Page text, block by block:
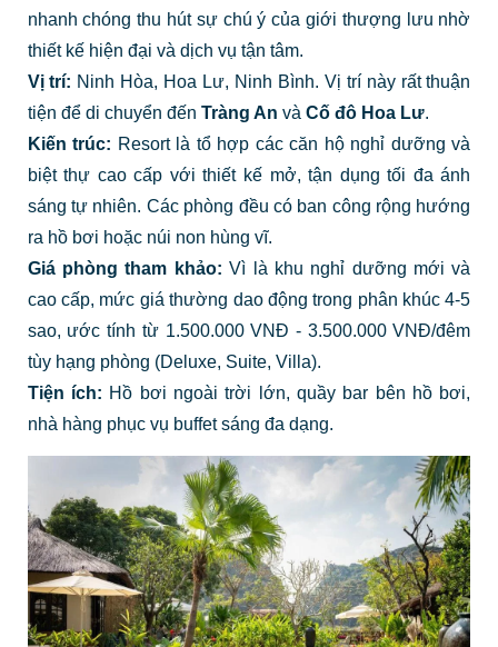
nhanh chóng thu hút sự chú ý của giới thượng lưu nhờ
thiết kế hiện đại và dịch vụ tận tâm.
Vị trí: Ninh Hòa, Hoa Lư, Ninh Bình. Vị trí này rất thuận
tiện để di chuyển đến Tràng An và Cố đô Hoa Lư.
Kiến trúc: Resort là tổ hợp các căn hộ nghỉ dưỡng và
biệt thự cao cấp với thiết kế mở, tận dụng tối đa ánh
sáng tự nhiên. Các phòng đều có ban công rộng hướng
ra hồ bơi hoặc núi non hùng vĩ.
Giá phòng tham khảo: Vì là khu nghỉ dưỡng mới và
cao cấp, mức giá thường dao động trong phân khúc 4-5
sao, ước tính từ 1.500.000 VNĐ - 3.500.000 VNĐ/đêm
tùy hạng phòng (Deluxe, Suite, Villa).
Tiện ích: Hồ bơi ngoài trời lớn, quầy bar bên hồ bơi,
nhà hàng phục vụ buffet sáng đa dạng.